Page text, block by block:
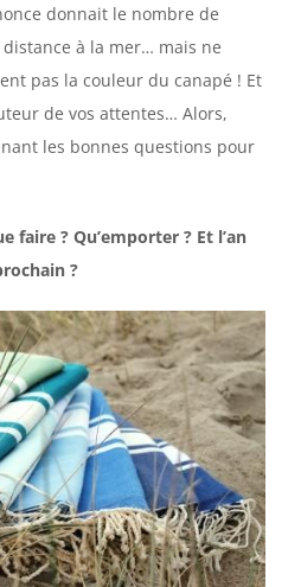
donnait le nombre de
à la mer… mais ne
pas la couleur du canapé ! Et
de vos attentes… Alors,
les bonnes questions pour
faire ? Qu’emporter ? Et l’an
?